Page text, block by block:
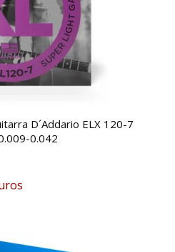
D´Addario ELX 120-7
0.042